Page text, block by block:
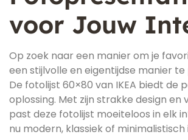
voor Jouw
Op zoek naar een manier om je
een stijlvolle en eigentijdse manier
De fotolijst 60×80 van IKEA biedt de
oplossing. Met zijn strakke design en
past deze fotolijst moeiteloos in elk
nu modern, klassiek of minimalistisch